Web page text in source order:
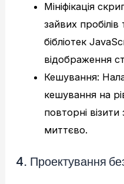
Мініфікація
зайвих
бібліотек
відображення
Кешування:
кешування на
повторні
миттєво.
4. Проектування